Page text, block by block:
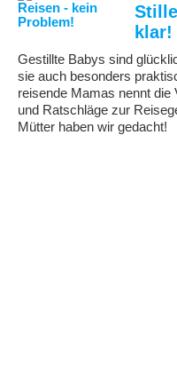
klar!
Gestillte Babys sind
sie auch besonders
reisende Mamas nennt die
und Ratschläge zur
Mütter haben wir gedacht!